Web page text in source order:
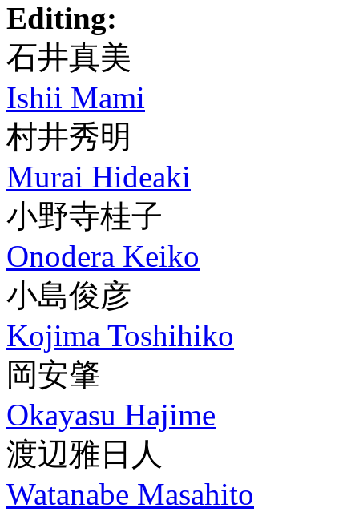
Editing:
石井真美
Ishii Mami
村井秀明
Murai Hideaki
小野寺桂子
Onodera Keiko
小島俊彦
Kojima Toshihiko
岡安肇
Okayasu Hajime
渡辺雅日人
Watanabe Masahito